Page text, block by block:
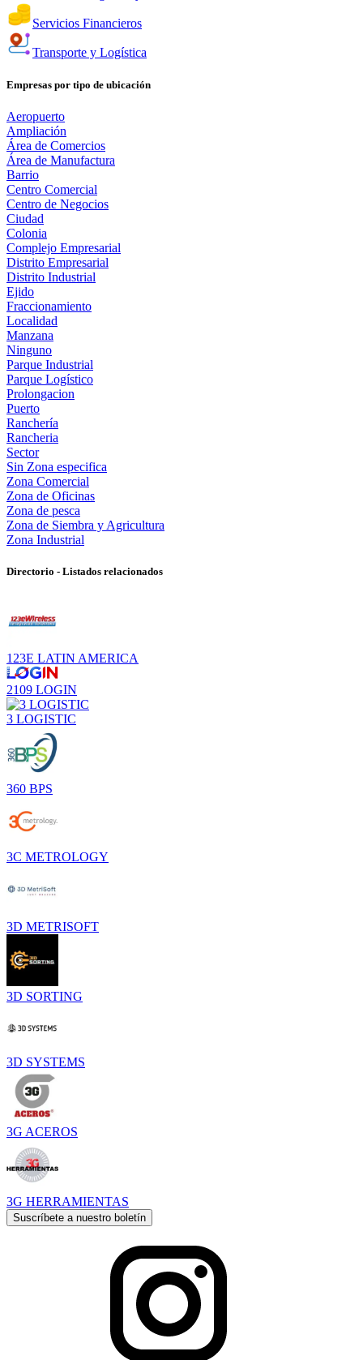
Servicios Financieros
Transporte y Logística
Empresas por tipo de ubicación
Aeropuerto
Ampliación
Área de Comercios
Área de Manufactura
Barrio
Centro Comercial
Centro de Negocios
Ciudad
Colonia
Complejo Empresarial
Distrito Empresarial
Distrito Industrial
Ejido
Fraccionamiento
Localidad
Manzana
Ninguno
Parque Industrial
Parque Logístico
Prolongacion
Puerto
Ranchería
Rancheria
Sector
Sin Zona especifica
Zona Comercial
Zona de Oficinas
Zona de pesca
Zona de Siembra y Agricultura
Zona Industrial
Directorio - Listados relacionados
123E LATIN AMERICA
2109 LOGIN
3 LOGISTIC
360 BPS
3C METROLOGY
3D METRISOFT
3D SORTING
3D SYSTEMS
3G ACEROS
3G HERRAMIENTAS
Suscríbete a nuestro boletín